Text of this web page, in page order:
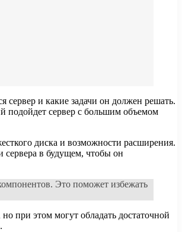
сервер и какие задачи он должен решать.
подойдет сервер с большим объемом
диска и возможности расширения.
сервера в будущем, чтобы он
Это поможет избежать
при этом могут обладать достаточной